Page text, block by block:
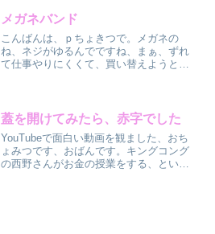
か売り込まれるんじゃない...
メガネバンド
こんばんは、ｐちょきつで。メガネの
ね、ネジがゆるんでですね、まぁ、ずれ
て仕事やりにくくて、買い替えようとし
の、大富豪の僕もですね、いき...
蓋を開けてみたら、赤字でした
YouTubeで面白い動画を観ました、おち
ょみつです、おばんです。キングコング
の西野さんがお金の授業をする、という